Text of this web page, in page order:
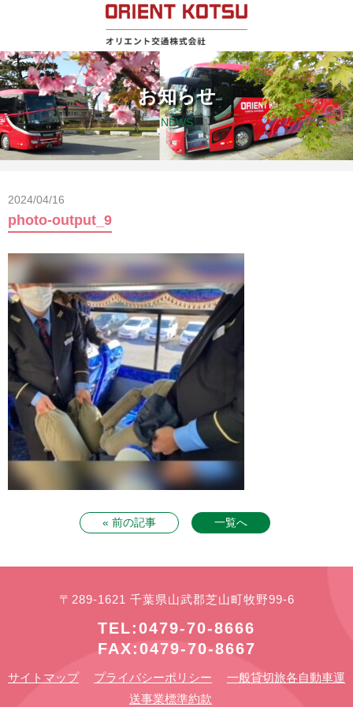
お知らせ
NEWS
2024/04/16
photo-output_9
« 前の記事 一覧へ
〒289-1621 千葉県山武郡芝山町牧野99-6
TEL:0479-70-8666
FAX:0479-70-8667
サイトマップ プライバシーポリシー
一般貸切旅各自動車運
送事業標準約款